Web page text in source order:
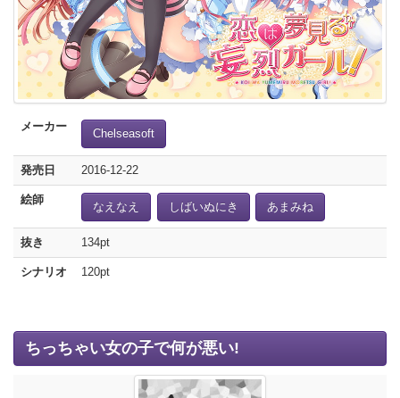
メーカー
Chelseasoft
発売日 2016-12-22
絵師
なえなえ しばいぬにき あまみね
抜き 134pt
シナリオ 120pt
ちっちゃい女の子で何が悪い!